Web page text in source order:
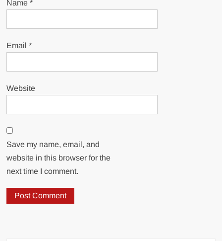
Name*
Email*
Website
Save my name, email, and
website in this browser for the
next time I comment.